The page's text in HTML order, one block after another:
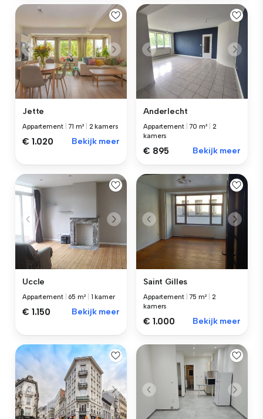
Jette
Appartement |71 m² 2 kamers
€ 1.020 Bekijk meer
Anderlecht
Appartement |70 m²
2
kamers
€ 895 Bekijk meer
Uccle
Appartement 65 m² 1 kamer
€ 1.150 Bekijk meer
Saint Gilles
Appartement |75 m²
2
kamers
€ 1.000 Bekijk meer